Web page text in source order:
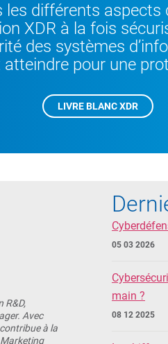
différents
XDR à la fois
des systèmes
pour une
LIVRE BLANC XDR
R&D,
Avec
à la
05 03 2026
main ?
08 12 2025